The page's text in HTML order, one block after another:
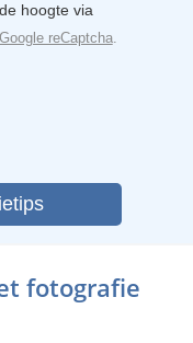
hoogte via
Google reCaptcha.
fotografie